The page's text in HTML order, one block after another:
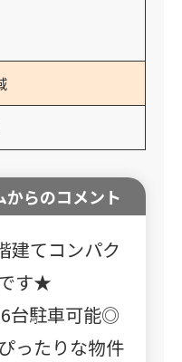
からのコメント
建てコンパク
す★
台駐車可能◎
ったりな物件